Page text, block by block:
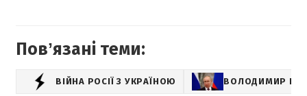
Повʼязані теми:
ВІЙНА РОСІЇ З УКРАЇНОЮ ВОЛОДИМИР